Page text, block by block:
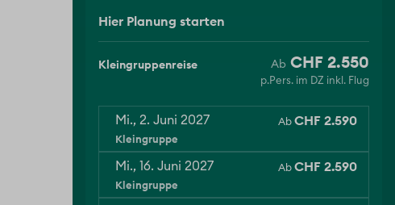
Hier Planung starten
Kleingruppenreise CHF 2.550
p.Pers. im DZ inkl. Flug
Reisedatum
Mi., 2. Juni 2027
Kleingruppe
Ab CHF 2.590
Mi., 16. Juni 2027
Kleingruppe
Ab CHF 2.590